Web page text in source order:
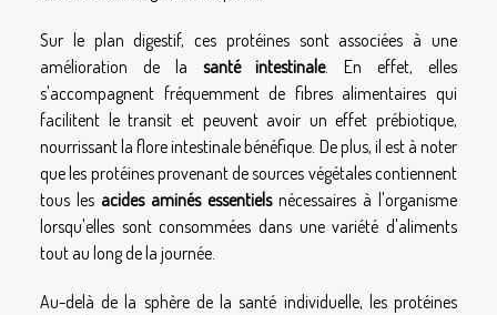
Sur le plan digestif, ces protéines sont associées à une
amélioration de la santé intestinale. En effet, elles
s'accompagnent fréquemment de fibres alimentaires qui
facilitent le transit et peuvent avoir un effet prébiotique,
nourrissant la flore intestinale bénéfique. De plus, il est à noter
que les protéines provenant de sources végétales contiennent
tous les acides aminés essentielsnécessaires à l'organisme
lorsqu'elles sont consommées dans une variété d'aliments
tout au long de la journée.
Au-delà de la sphère de la santé individuelle, les protéines